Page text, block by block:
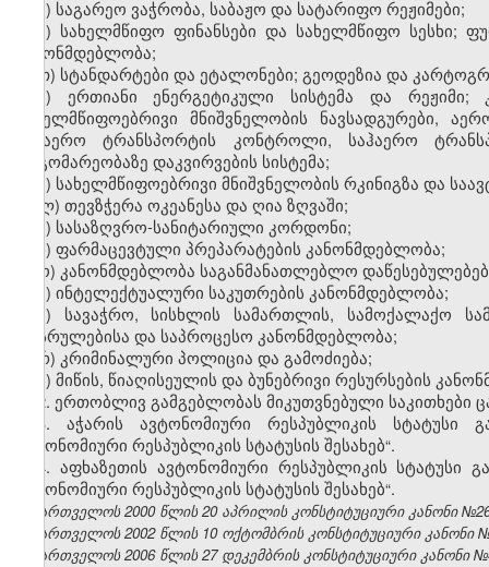
ვ) საგარეო ვაჭრობა, საბაჟო და სატარიფო რეჟიმები;
ზ) სახელმწიფო ფინანსები და სახელმწიფო სესხი;
კანონმდებლობა;
თ) სტანდარტები და ეტალონები; გეოდეზია და
ი) ერთიანი ენერგეტიკული სისტემა და
სახელმწიფოებრივი მნიშვნელობის ნავსადგურები,
საჰაერო ტრანსპორტის კონტროლი, საჰაერო
მდგომარეობაზე დაკვირვების სისტემა;
კ) სახელმწიფოებრივი მნიშვნელობის რკინიგზა და
ლ) თევზჭერა ოკეანესა და ღია ზღვაში;
მ) სასაზღვრო-სანიტარიული კორდონი;
ნ) ფარმაცევტული პრეპარატების კანონმდებლობა;
ო) კანონმდებლობა საგანმანათლებლო
პ) ინტელექტუალური საკუთრების კანონმდებლობა;
ჟ) სავაჭრო, სისხლის სამართლის, სამოქალაქო
აღსრულებისა და საპროცესო კანონმდებლობა;
რ) კრიმინალური პოლიცია და გამოძიება;
ს) მიწის, წიაღისეულის და ბუნებრივი რესურსების
2. ერთობლივ გამგებლობას მიკუთვნებული საკითხები
3. აჭარის ავტონომიური რესპუბლიკის სტატუსი
ავტონომიური რესპუბლიკის სტატუსის შესახებ“.
4. აფხაზეთის ავტონომიური რესპუბლიკის სტატუსი
ავტონომიური რესპუბლიკის სტატუსის შესახებ“.
საქართველოს 2000 წლის 20 აპრილის კონსტიტუციური კანონი
საქართველოს 2002 წლის 10 ოქტომბრის კონსტიტუციური კანონი
საქართველოს 2006 წლის 27 დეკემბრის კონსტიტუციური კანონი